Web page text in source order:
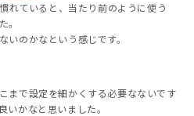
れていると、当たり前のように使う
。
いのかなという感じです。
まで設定を細かくする必要なないです
いかなと思いました。